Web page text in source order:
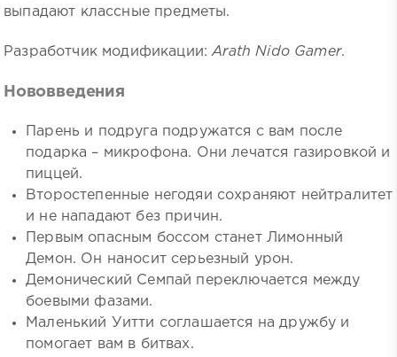
выпадают классные предметы.
Разработчик модификации:Arath Nido Gamer.
Нововведения
Парень и подруга подружатся с вам после
подарка – микрофона. Они лечатся газировкой и
пиццей.
Второстепенные негодяи сохраняют нейтралитет
и не нападают без причин.
Первым опасным боссом станет Лимонный
Демон. Он наносит серьезный урон.
Демонический Семпай переключается между
боевыми фазами.
Маленький Уитти соглашается на дружбу и
помогает вам в битвах.